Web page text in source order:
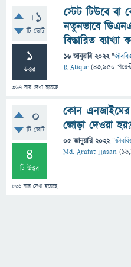
+1
টি ভোট
1
উত্তর
367 বার দেখা হয়েছে
স্টেট টিউবে বা
নতুনভাবে
বিস্তারিত
16 জানুয়ারি 2022 "
R Atiqur (43,950
0
টি ভোট
4
টি উত্তর
831 বার দেখা হয়েছে
কোন এনজাইমের
জোড়া দেওয়া
05 জানুয়ারি 2022 "
Md. Arafat Hasan (